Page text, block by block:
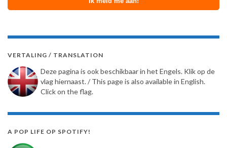
VERTALING / TRANSLATION
Deze pagina is ook beschikbaar in het Engels. Klik op de
vlag hiernaast. / This page is also available in English.
Click on the flag.
A POP LIFE OP SPOTIFY!